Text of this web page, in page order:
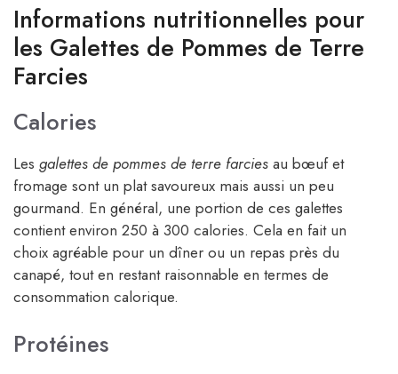
Informations nutritionnelles pour
les Galettes de Pommes de Terre
Farcies
Calories
Les galettes de pommes de terre farcies au bœuf et
fromage sont un plat savoureux mais aussi un peu
gourmand. En général, une portion de ces galettes
contient environ 250 à 300 calories. Cela en fait un
choix agréable pour un dîner ou un repas près du
canapé, tout en restant raisonnable en termes de
consommation calorique.
Protéines